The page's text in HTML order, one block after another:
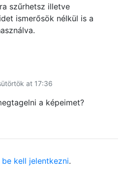
szűrhetsz illetve
ismerősök nélkül is a
at 17:36
a képeimet?
be kell jelentkezni.